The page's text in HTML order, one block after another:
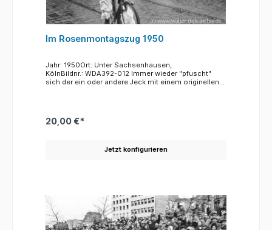
Im Rosenmontagszug 1950
Jahr: 1950Ort: Unter Sachsenhausen,
KölnBildnr.: WDA392-012 Immer wieder "pfuscht"
sich der ein oder andere Jeck mit einem originellen
20,00 €*
Jetzt konfigurieren